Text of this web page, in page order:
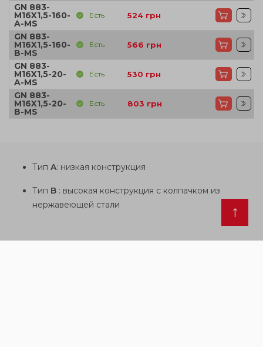
GN 883-
M16X1,5-160-
A-MS
Есть 524 грн
GN 883-
M16X1,5-160-
B-MS
Есть 566 грн
GN 883-
M16X1,5-20-
A-MS
Есть 530 грн
GN 883-
M16X1,5-20-
B-MS
Есть 803 грн
Тип A: низкая конструкция
Тип B : высокая конструкция с колпачком из
нержавеющей стали